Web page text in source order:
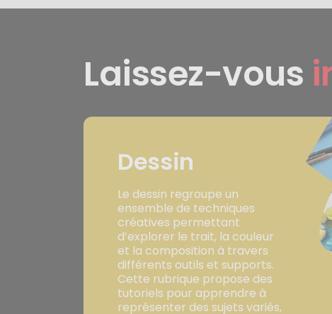
Laissez-vous
Dessin
Le dessin regroupe un
ensemble de techniques
créatives permettant
d’explorer le trait, la couleur
et la composition à travers
différents outils et supports.
Cette rubrique propose des
tutoriels pour apprendre à
représenter des sujets variés,